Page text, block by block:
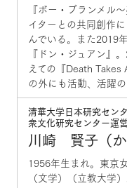
『ボー・ブランメル
イターとの共同創作
んでいる。また2019
『ドン・ジュアン』
えての『Death
の外にも活動、活躍
清華大学日本研究セン
衆文化研究センター運
川崎 賢子（
1956年生まれ。東京
（文学）（立教大学